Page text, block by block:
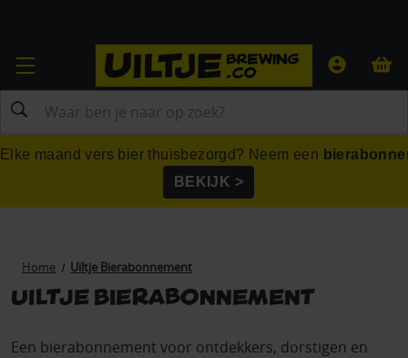
Zoeken
Elke maand vers bier thuisbezorgd? Neem een
BEKIJK >
Home Uiltje Bierabonnement
Uiltje Bierabonnement
Een bierabonnement voor ontdekkers, dorstigen en